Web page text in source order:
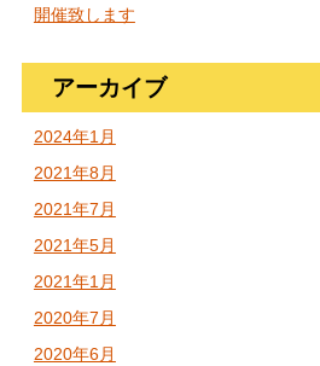
開催致します
アーカイブ
2024年1月
2021年8月
2021年7月
2021年5月
2021年1月
2020年7月
2020年6月